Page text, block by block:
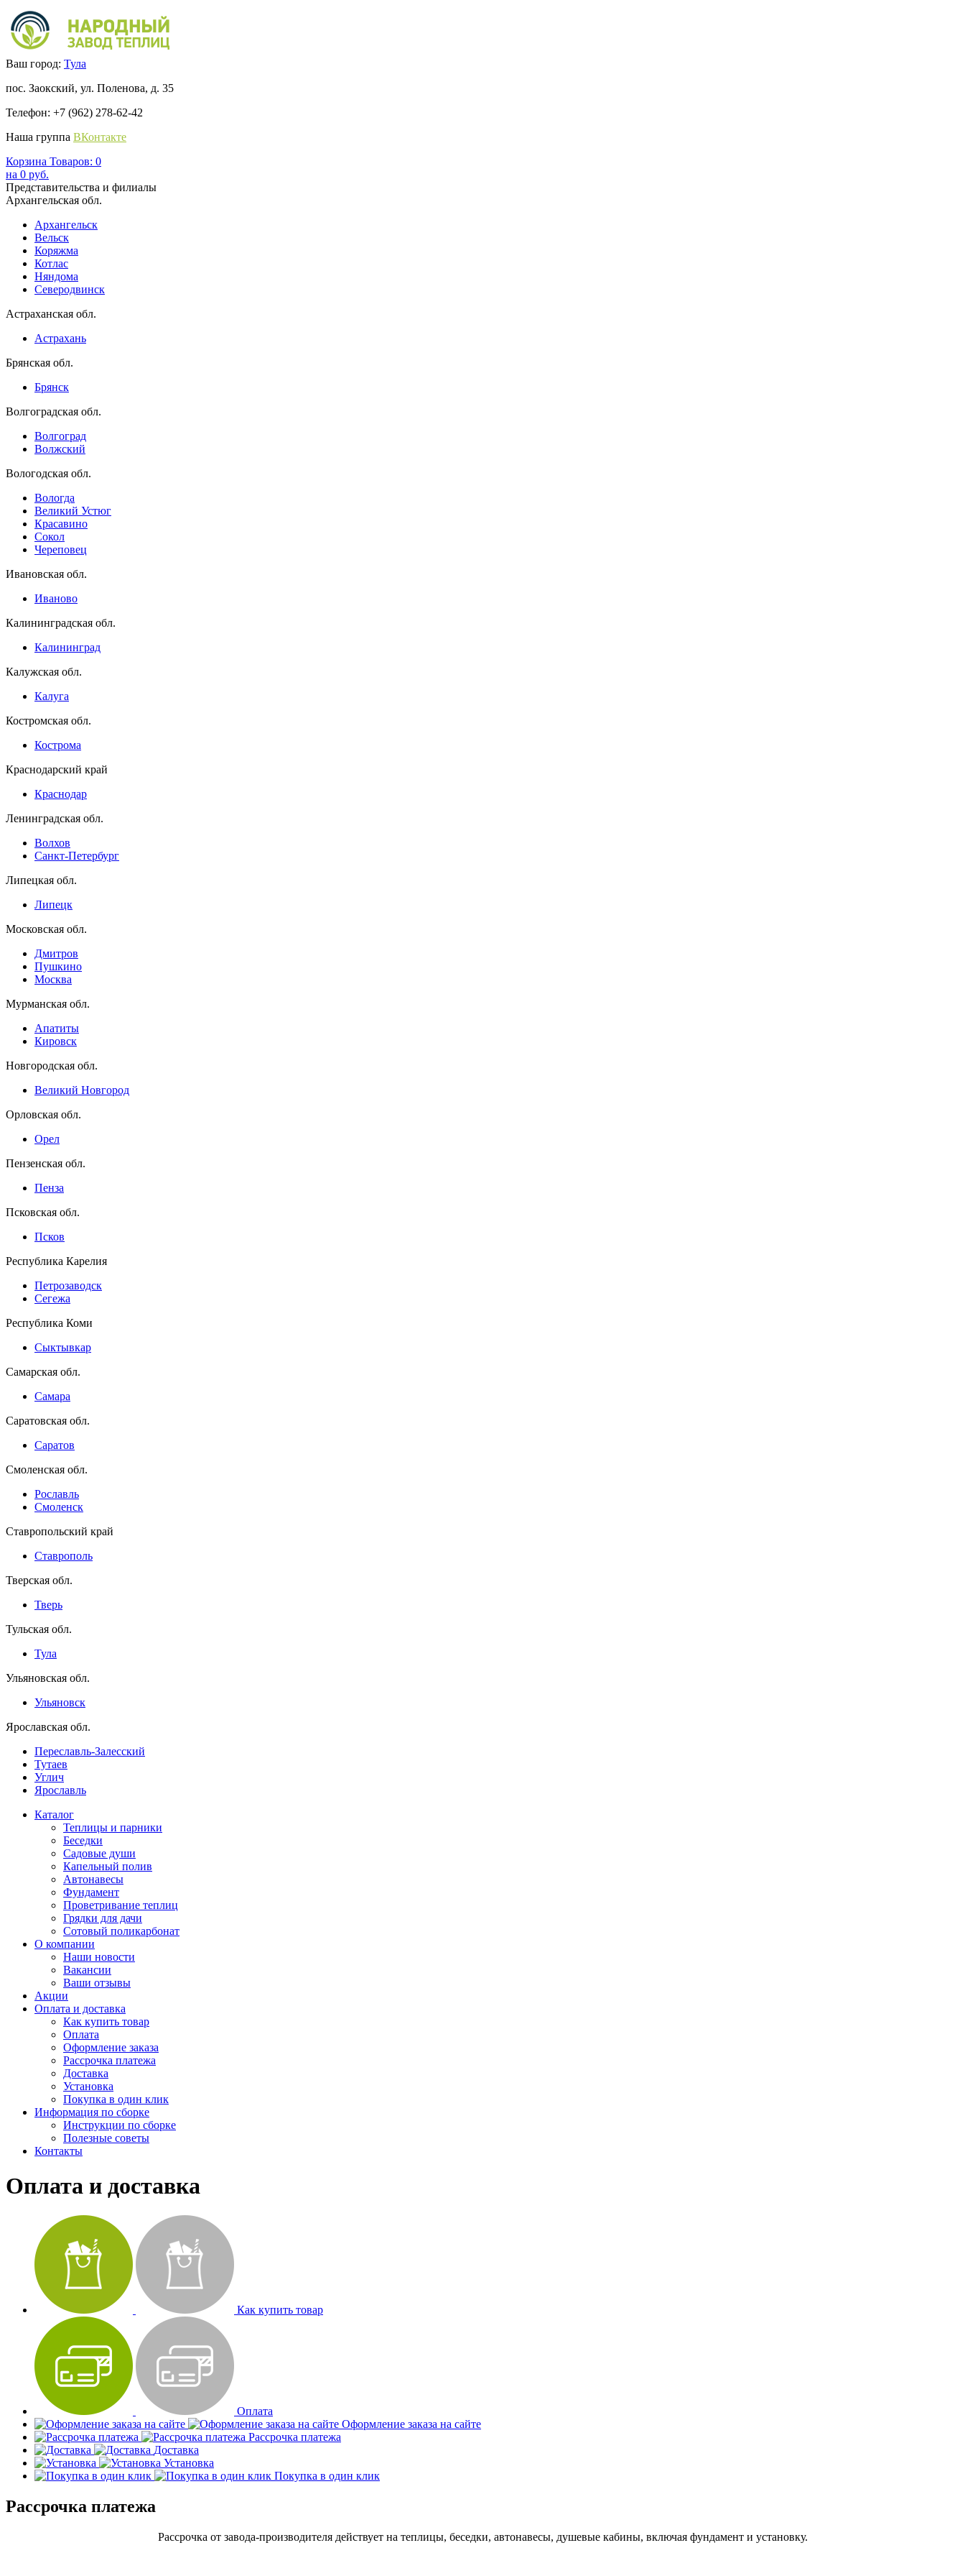
Ваш город: Тула
пос. Заокский, ул. Поленова, д. 35
Телефон: +7 (962) 278-62-42
Наша группа ВКонтакте
Корзина Товаров: 0
на 0 руб.
Представительства и филиалы
Архангельская обл.
Архангельск
Вельск
Коряжма
Котлас
Няндома
Северодвинск
Астраханская обл.
Астрахань
Брянская обл.
Брянск
Волгоградская обл.
Волгоград
Волжский
Вологодская обл.
Вологда
Великий Устюг
Красавино
Сокол
Череповец
Ивановская обл.
Иваново
Калининградская обл.
Калининград
Калужская обл.
Калуга
Костромская обл.
Кострома
Краснодарский край
Краснодар
Ленинградская обл.
Волхов
Санкт-Петербург
Липецкая обл.
Липецк
Московская обл.
Дмитров
Пушкино
Москва
Мурманская обл.
Апатиты
Кировск
Новгородская обл.
Великий Новгород
Орловская обл.
Орел
Пензенская обл.
Пенза
Псковская обл.
Псков
Республика Карелия
Петрозаводск
Сегежа
Республика Коми
Сыктывкар
Самарская обл.
Самара
Саратовская обл.
Саратов
Смоленская обл.
Рославль
Смоленск
Ставропольский край
Ставрополь
Тверская обл.
Тверь
Тульская обл.
Тула
Ульяновская обл.
Ульяновск
Ярославская обл.
Переславль-Залесский
Тутаев
Углич
Ярославль
Каталог
Теплицы и парники
Беседки
Садовые души
Капельный полив
Автонавесы
Фундамент
Проветривание теплиц
Грядки для дачи
Сотовый поликарбонат
О компании
Наши новости
Вакансии
Ваши отзывы
Акции
Оплата и доставка
Как купить товар
Оплата
Оформление заказа
Рассрочка платежа
Доставка
Установка
Покупка в один клик
Информация по сборке
Инструкции по сборке
Полезные советы
Контакты
Оплата и доставка
Как купить товар
Оплата
Оформление заказа на сайте
Рассрочка платежа
Доставка
Установка
Покупка в один клик
Рассрочка платежа
Рассрочка от завода-производителя действует на теплицы, беседки, автонавесы, душевые кабины, включая фундамент и установку.